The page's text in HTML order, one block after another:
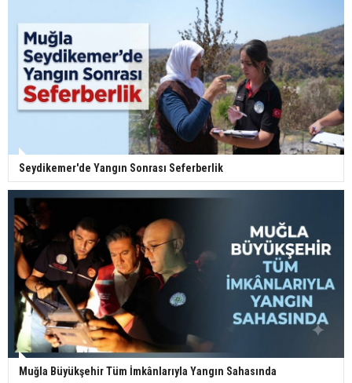
Seydikemer'de Yangın Sonrası Seferberlik
Muğla Büyükşehir Tüm İmkânlarıyla Yangın Sahasında